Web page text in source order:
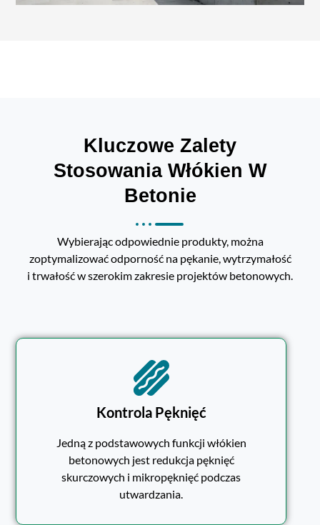
Kluczowe Zalety
Stosowania Włókien W
Betonie
Wybierając odpowiednie produkty, można
zoptymalizować odporność na pękanie, wytrzymałość
i trwałość w szerokim zakresie projektów betonowych.
Kontrola Pęknięć
Jedną z podstawowych funkcji włókien
betonowych jest redukcja pęknięć
skurczowych i mikropęknięć podczas
utwardzania.